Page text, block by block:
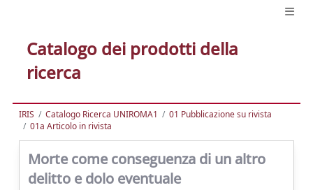
Catalogo dei prodotti della
ricerca
IRIS Catalogo Ricerca UNIROMA1
01 Pubblicazione su rivista
01a Articolo in rivista
Morte come conseguenza di un altro
delitto e dolo eventuale